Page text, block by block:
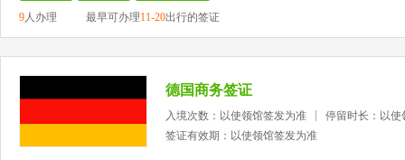
9人办理 最早可办理11-20出行的签证
德国商务签证
入境次数：以使领馆签发为准
停留时长：以使
签证有效期：以使领馆签发为准